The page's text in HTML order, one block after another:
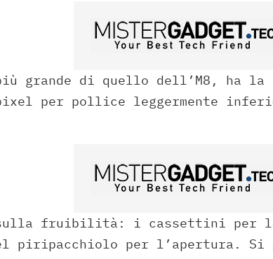
grande di quello dell’M8, ha la
pixel per pollice leggermente
fruibilità: i cassettini per la
piripacchiolo per l’apertura. Si